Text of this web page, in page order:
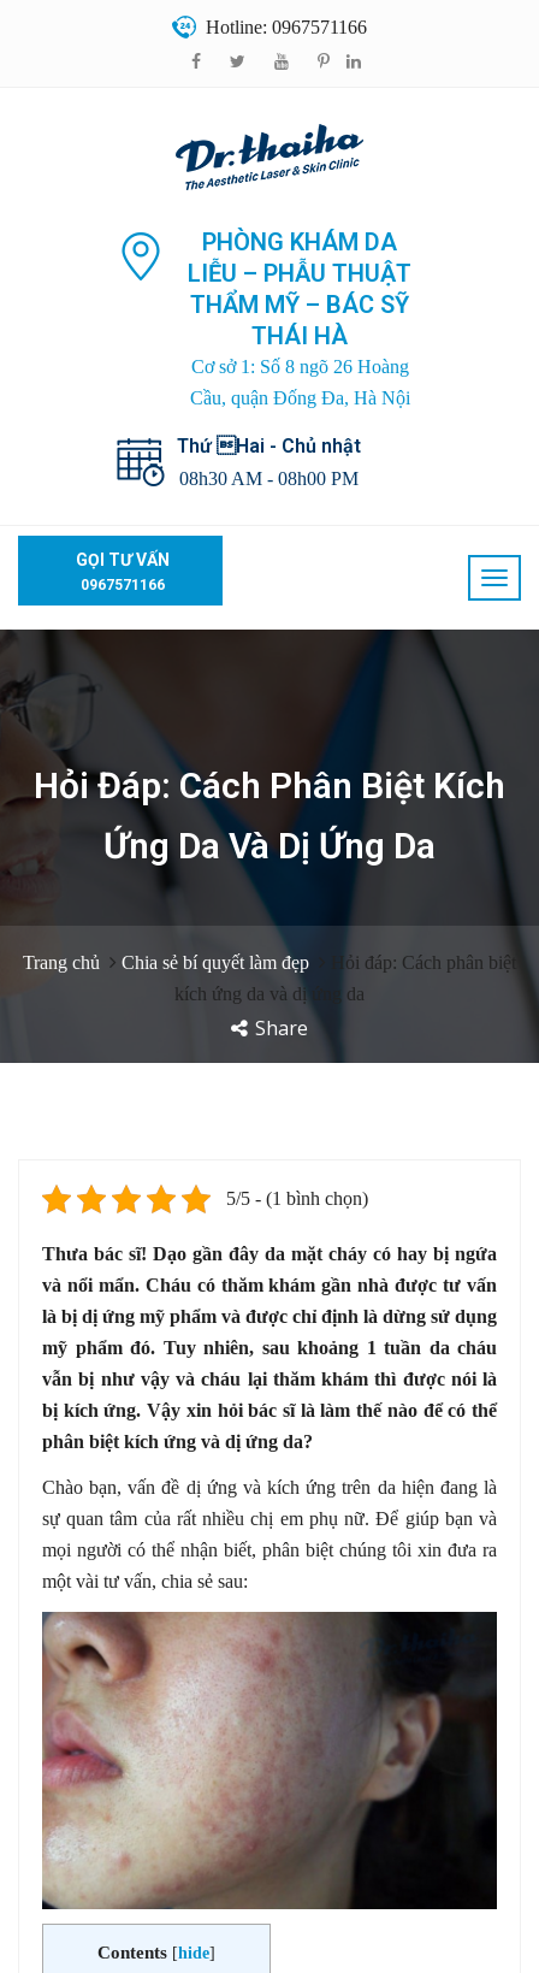
Hotline: 0967571166
PHÒNG KHÁM DA
LIỄU – PHẪU THUẬT
THẨM MỸ – BÁC SỸ
THÁI HÀ
Cơ sở 1: Số 8 ngõ 26 Hoàng
Cầu, quận Đống Đa, Hà Nội
Thứ Hai - Chủ nhật
08h30 AM - 08h00 PM
GỌI TƯ VẤN
0967571166
Hỏi Đáp: Cách Phân Biệt Kích
Ứng Da Và Dị Ứng Da
Trang chủ Chia sẻ bí quyết làm đẹp
Hỏi đáp: Cách phân biệt
kích ứng da và dị ứng da
Share
5/5 - (1 bình chọn)
Thưa bác sĩ! Dạo gần đây da mặt cháy có hay bị ngứa
và nổi mẩn. Cháu có thăm khám gần nhà được tư vấn
là bị dị ứng mỹ phẩm và được chỉ định là dừng sử dụng
mỹ phẩm đó. Tuy nhiên, sau khoảng 1 tuần da cháu
vẫn bị như vậy và cháu lại thăm khám thì được nói là
bị kích ứng. Vậy xin hỏi bác sĩ là làm thế nào để có thể
phân biệt kích ứng và dị ứng da?
Chào bạn, vấn đề dị ứng và kích ứng trên da hiện đang là
sự quan tâm của rất nhiều chị em phụ nữ. Để giúp bạn và
mọi người có thể nhận biết, phân biệt chúng tôi xin đưa ra
một vài tư vấn, chia sẻ sau:
Contents [hide]